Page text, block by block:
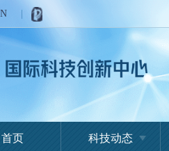
首页 科技动态